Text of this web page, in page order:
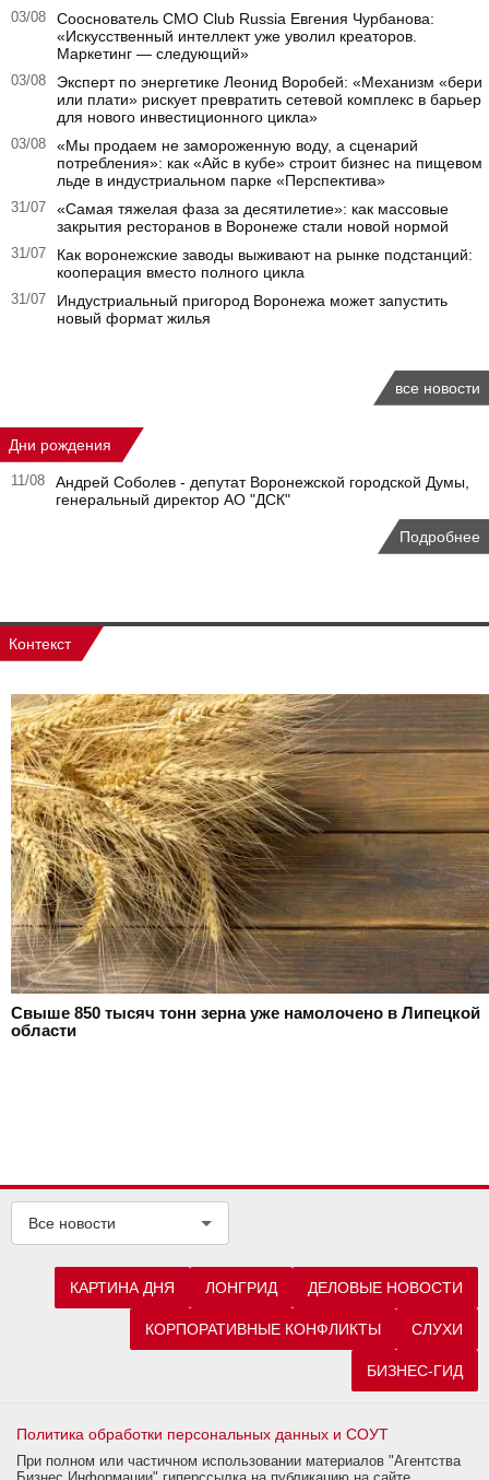
03/08
Сооснователь CMO Club Russia Евгения Чурбанова:
«Искусственный интеллект уже уволил креаторов.
Маркетинг — следующий»
03/08
Эксперт по энергетике Леонид Воробей: «Механизм «бери
или плати» рискует превратить сетевой комплекс в барьер
для нового инвестиционного цикла»
03/08
«Мы продаем не замороженную воду, а сценарий
потребления»: как «Айс в кубе» строит бизнес на пищевом
льде в индустриальном парке «Перспектива»
31/07
«Самая тяжелая фаза за десятилетие»: как массовые
закрытия ресторанов в Воронеже стали новой нормой
31/07
Как воронежские заводы выживают на рынке подстанций:
кооперация вместо полного цикла
31/07
Индустриальный пригород Воронежа может запустить
новый формат жилья
все новости
Дни рождения
11/08
Андрей Соболев - депутат Воронежской городской Думы,
генеральный директор АО "ДСК"
Подробнее
Контекст
Свыше 850 тысяч тонн зерна уже намолочено в Липецкой
области
Все новости
КАРТИНА ДНЯ ЛОНГРИД ДЕЛОВЫЕ НОВОСТИ
КОРПОРАТИВНЫЕ КОНФЛИКТЫ СЛУХИ
БИЗНЕС-ГИД
Политика обработки персональных данных и СОУТ
При полном или частичном использовании материалов "Агентства